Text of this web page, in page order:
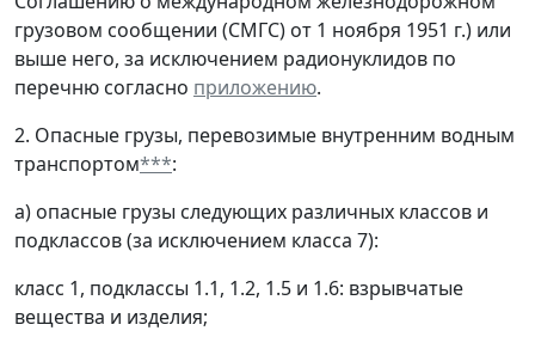
грузовом сообщении (СМГС) от 1 ноября 1951 г.) или
выше него, за исключением радионуклидов по
перечню согласно приложению.
2. Опасные грузы, перевозимые внутренним водным
транспортом***:
а) опасные грузы следующих различных классов и
подклассов (за исключением класса 7):
класс 1, подклассы 1.1, 1.2, 1.5 и 1.6: взрывчатые
вещества и изделия;